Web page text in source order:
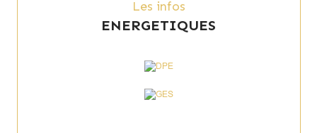
Les infos
ENERGETIQUES